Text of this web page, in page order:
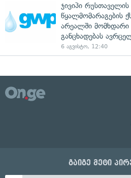
ჯივიპი რუსთაველის
წყალმომარაგების
არეალში მომხდარი
განცხადებას
6 აგვისტო, 12:40
გაიგე მეტი